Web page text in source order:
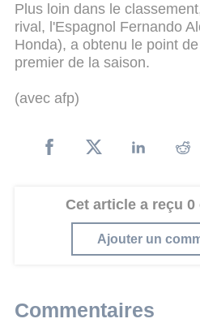
Plus loin dans le
rival, l'Espagnol Fernando
Honda), a obtenu le point
premier de la saison.
(avec afp)
Cet article a reçu
Ajouter un
Commentaires